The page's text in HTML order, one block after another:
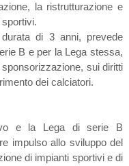
la ristrutturazione e
di 3 anni, prevede
B e per la Lega stessa,
sui diritti
dei calciatori.
e la Lega di serie B
impulso allo sviluppo del
di impianti sportivi e di